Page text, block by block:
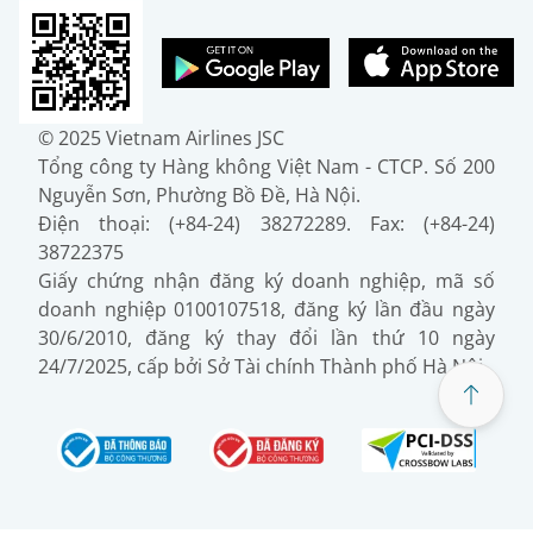
© 2025 Vietnam Airlines JSC
Tổng công ty Hàng không Việt Nam - CTCP. Số 200
Nguyễn Sơn, Phường Bồ Đề, Hà Nội.
Điện thoại: (+84-24) 38272289. Fax: (+84-24)
38722375
Giấy chứng nhận đăng ký doanh nghiệp, mã số
doanh nghiệp 0100107518, đăng ký lần đầu ngày
30/6/2010, đăng ký thay đổi lần thứ 10 ngày
24/7/2025, cấp bởi Sở Tài chính Thành phố Hà Nội.